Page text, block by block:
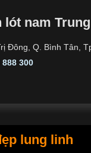
lót nam
Đông, Q. Bình Tân,
300
lung linh